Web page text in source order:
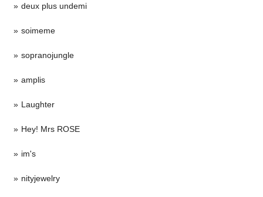
deux plus undemi
soimeme
sopranojungle
amplis
Laughter
Hey! Mrs ROSE
im's
nityjewelry